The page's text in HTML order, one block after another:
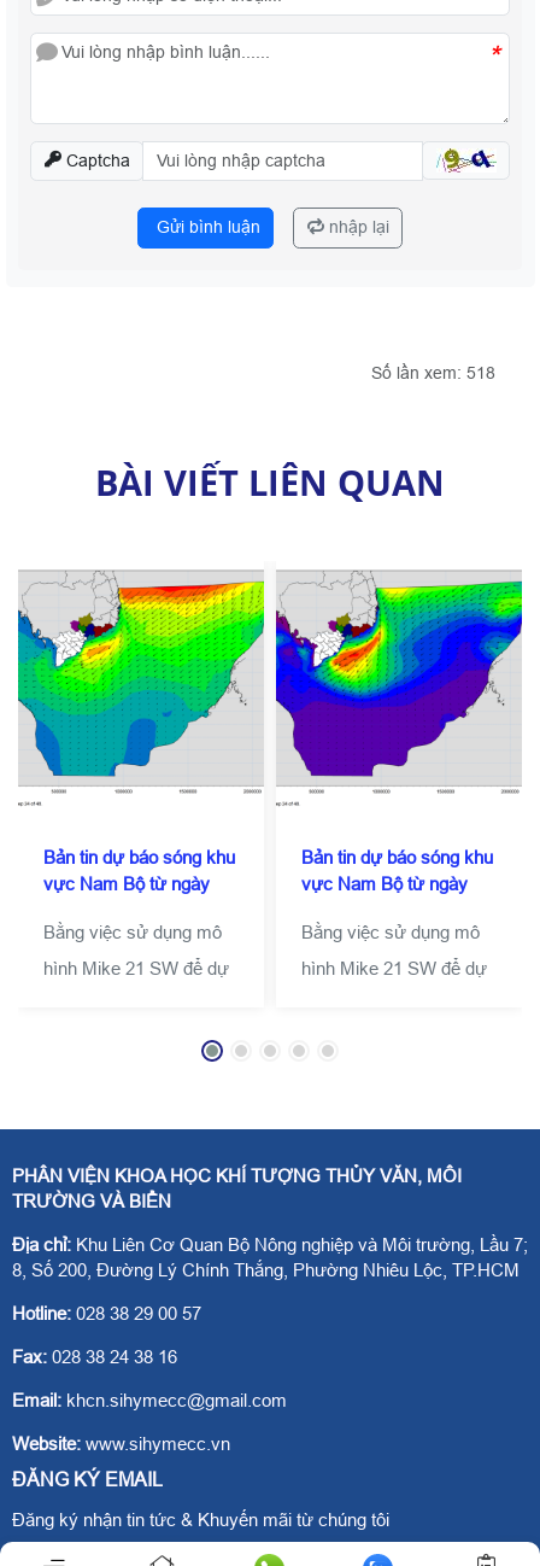
*
Captcha
Gửi bình luận nhập lại
Số lần xem: 518
BÀI VIẾT LIÊN QUAN
Bản tin dự báo sóng khu
vực Nam Bộ từ ngày
17-10-2019
Bằng việc sử dụng mô
hình Mike 21 SW để dự
biển Nam bộ. Độ cao
của sóng, vì những
nguy hiểm đối với tàu
Bản tin dự báo sóng khu
vực Nam Bộ từ ngày
15-10-2019
Bằng việc sử dụng mô
hình Mike 21 SW để dự
biển Nam bộ. Độ cao
của sóng, vì những
nguy hiểm đối với tàu
PHÂN VIỆN KHOA HỌC KHÍ TƯỢNG THỦY VĂN, MÔI
TRƯỜNG VÀ BIỂN
Địa chỉ: Khu Liên Cơ Quan Bộ Nông nghiệp và Môi trường, Lầu 7;
8, Số 200, Đường Lý Chính Thắng, Phường Nhiêu Lộc, TP.HCM
Hotline: 028 38 29 00 57
Fax: 028 38 24 38 16
Email: khcn.sihymecc@gmail.com
Website: www.sihymecc.vn
ĐĂNG KÝ EMAIL
Đăng ký nhận tin tức & Khuyến mãi từ chúng tôi